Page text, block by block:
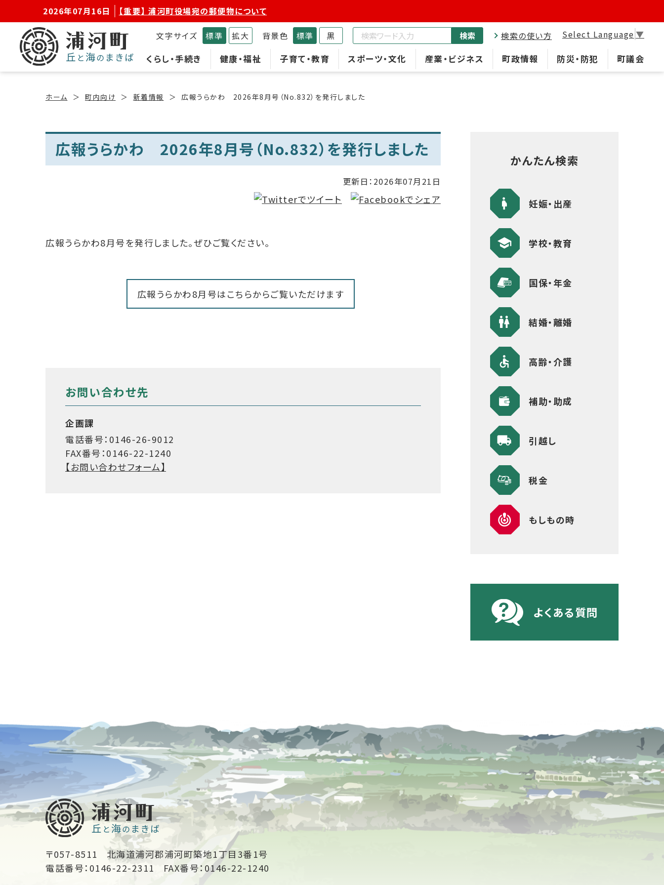
2026年07月16日 【重要】 浦河町役場宛の郵便物について
くらし・手続き 健康・福祉 子育て・教育 スポーツ・文化 産業・ビジネス 町政情報 防災・防犯 町議会
文字サイズ 標準 拡大 背景色 標準 黒 検索 検索の使い方 Select Language ▼
ホーム 町内向け 新着情報 広報うらかわ 2026年8月号（No.832）を発行しました
広報うらかわ 2026年8月号（No.832）を発行しました
更新日： 2026年07月21日
広報うらかわ8月号を発行しました。ぜひご覧ください。
広報うらかわ8月号はこちらからご覧いただけます
お問い合わせ先
企画課
電話番号：0146-26-9012
FAX番号：0146-22-1240
【お問い合わせフォーム】
かんたん検索
妊娠・出産
学校・教育
国保・年金
結婚・離婚
高齢・介護
補助・助成
引越し
税金
もしもの時
よくある質問
〒057-8511
北海道浦河郡浦河町築地1丁目3番1号
電話番号：0146-22-2311
FAX番号：0146-22-1240